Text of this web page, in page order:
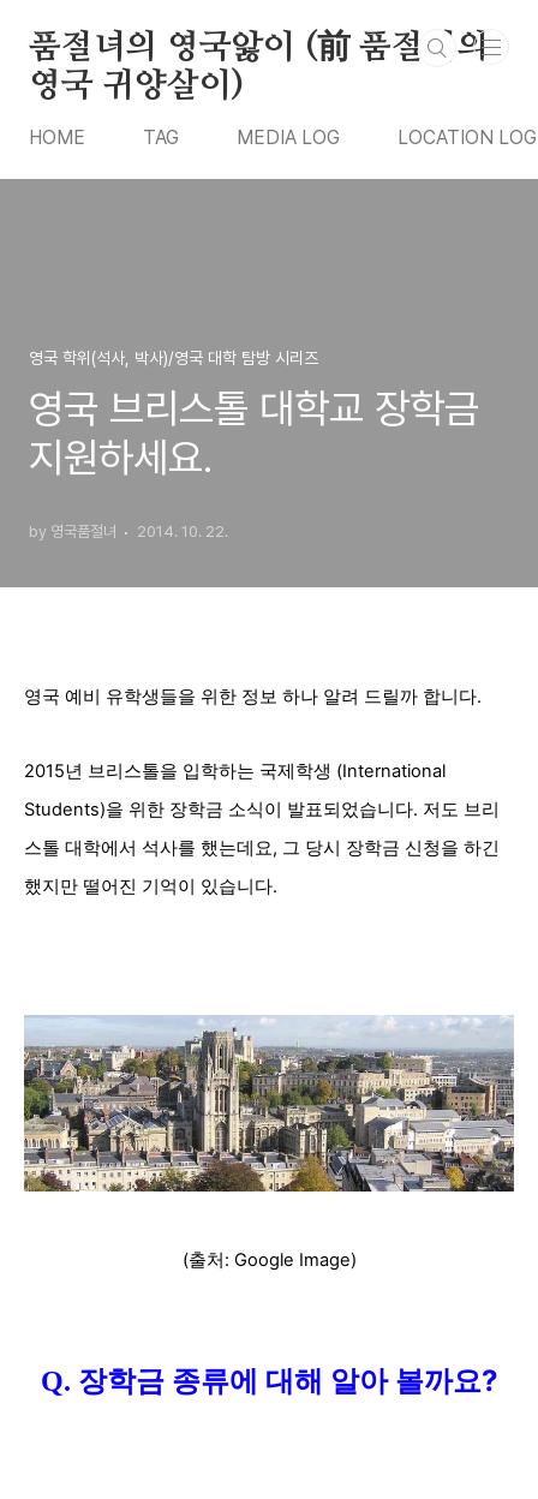
품절녀의 영국앓이 (前 품절녀의
영국 귀양살이)
HOME TAG MEDIA LOG LOCATION LOG
영국 학위(석사, 박사)/영국 대학 탐방 시리즈
영국 브리스톨 대학교 장학금
지원하세요.
by 영국품절녀 2014. 10. 22.
영국 예비 유학생들을 위한 정보 하나 알려 드릴까 합니다.
2015년 브리스톨을 입학하는 국제학생 (International
Students)을 위한 장학금 소식이 발표되었습니다. 저도 브리
스톨 대학에서 석사를 했는데요, 그 당시 장학금 신청을 하긴
했지만 떨어진 기억이 있습니다.
(출처: Google Image)
Q. 장학금 종류에 대해 알아 볼까요?